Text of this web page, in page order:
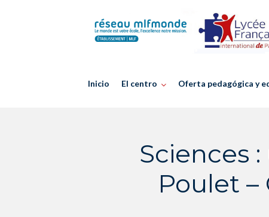
Inicio El centro Oferta pedagógica y
Sciences
Poulet –